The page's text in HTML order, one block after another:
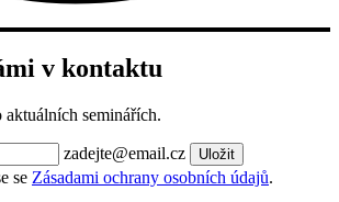
v kontaktu
seminářích.
zadejte@email.cz Uložit
se Zásadami ochrany osobních údajů.